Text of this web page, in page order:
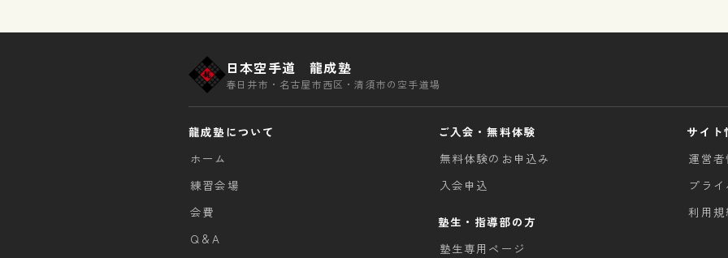
日本空手道 龍成塾
春日井市・名古屋市西区・清須市の空手道場
龍成塾について
ホーム
練習会場
会費
Q＆A
ご入会・無料体験
無料体験のお申込み
入会申込
塾生・指導部の方
塾生専用ページ
サイト
運営者
プラ
利用規